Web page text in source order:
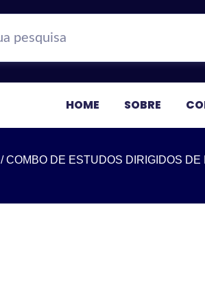
HOME SOBRE
/ COMBO DE ESTUDOS DIRIGIDOS DE